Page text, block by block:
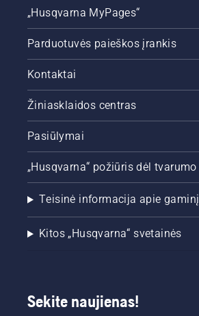
„Husqvarna MyPages“
Parduotuvės paieškos įrankis
Kontaktai
Žiniasklaidos centras
Pasiūlymai
„Husqvarna“ požiūris dėl tvarumo
Teisinė informacija apie gaminį
Kitos „Husqvarna“ svetainės
Sekite naujienas!